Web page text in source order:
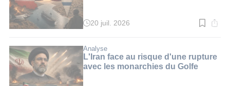
Temps
:
3
min.
20 juil. 2026
Analyse
L'Iran face au risque d'une rupture
avec les monarchies du Golfe